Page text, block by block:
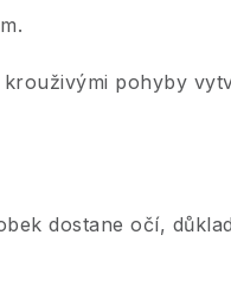
pohyby
dostane očí,